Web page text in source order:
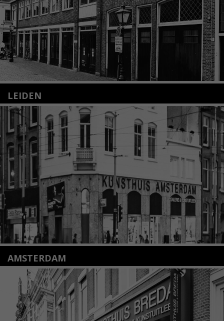
LEIDEN
Nieuwstraat 35
2312 KA Leiden
+31(0)71 – 52 84 480
info@kunsthuisleiden.nl
Lees meer
AMSTERDAM
Amstelveenseweg 135
1075 VX Amsterdam
+31 (0)20 2332546
info@kunsthuisamsterdam.nl